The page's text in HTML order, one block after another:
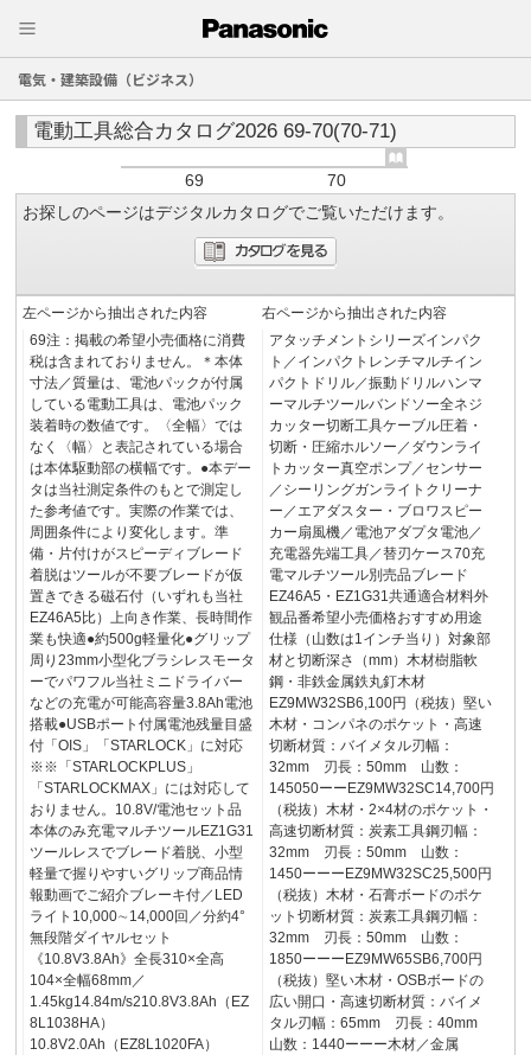
電気・建築設備（ビジネス）
電動工具総合カタログ2026 69-70(70-71)
69
70
お探しのページはデジタルカタログでご覧いただけます。
左ページから抽出された内容
69注：掲載の希望小売価格に消費
税は含まれておりません。＊本体
寸法／質量は、電池パックが付属
している電動工具は、電池パック
装着時の数値です。〈全幅〉では
なく〈幅〉と表記されている場合
は本体駆動部の横幅です。●本デー
タは当社測定条件のもとで測定し
た参考値です。実際の作業では、
周囲条件により変化します。準
備・片付けがスピーディブレード
着脱はツールが不要ブレードが仮
置きできる磁石付（いずれも当社
EZ46A5比）上向き作業、長時間作
業も快適●約500g軽量化●グリップ
周り23mm小型化ブラシレスモータ
ーでパワフル当社ミニドライバー
などの充電が可能高容量3.8Ah電池
搭載●USBポート付属電池残量目盛
付「OIS」「STARLOCK」に対応
※※「STARLOCKPLUS」
「STARLOCKMAX」には対応して
おりません。10.8V/電池セット品
本体のみ充電マルチツールEZ1G31
ツールレスでブレード着脱、小型
軽量で握りやすいグリップ商品情
報動画でご紹介ブレーキ付／LED
ライト10,000∼14,000回／分約4°
無段階ダイヤルセット
《10.8V3.8Ah》全長310×全高
104×全幅68mm／
1.45kg14.84m/s210.8V3.8Ah（EZ
8L1038HA）
10.8V2.0Ah（EZ8L1020FA）
右ページから抽出された内容
アタッチメントシリーズインパク
ト／インパクトレンチマルチイン
パクトドリル／振動ドリルハンマ
ーマルチツールバンドソー全ネジ
カッター切断工具ケーブル圧着・
切断・圧縮ホルソー／ダウンライ
トカッター真空ポンプ／センサー
／シーリングガンライトクリーナ
ー／エアダスター・ブロワスピー
カー扇風機／電池アダプタ電池／
充電器先端工具／替刃ケース70充
電マルチツール別売品ブレード
EZ46A5・EZ1G31共通適合材料外
観品番希望小売価格おすすめ用途
仕様（山数は1インチ当り）対象部
材と切断深さ（mm）木材樹脂軟
鋼・非鉄金属鉄丸釘木材
EZ9MW32SB6,100円（税抜）堅い
木材・コンパネのポケット・高速
切断材質：バイメタル刃幅：
32mm 刃長：50mm 山数：
145050ーーEZ9MW32SC14,700円
（税抜）木材・2×4材のポケット・
高速切断材質：炭素工具鋼刃幅：
32mm 刃長：50mm 山数：
1450ーーーEZ9MW32SC25,500円
（税抜）木材・石膏ボードのポケ
ット切断材質：炭素工具鋼刃幅：
32mm 刃長：50mm 山数：
1850ーーーEZ9MW65SB6,700円
（税抜）堅い木材・OSBボードの
広い開口・高速切断材質：バイメ
タル刃幅：65mm 刃長：40mm
山数：1440ーーー木材／金属